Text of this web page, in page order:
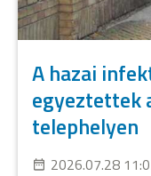
A hazai
egyeztettek
telephelyen
2026.07.28